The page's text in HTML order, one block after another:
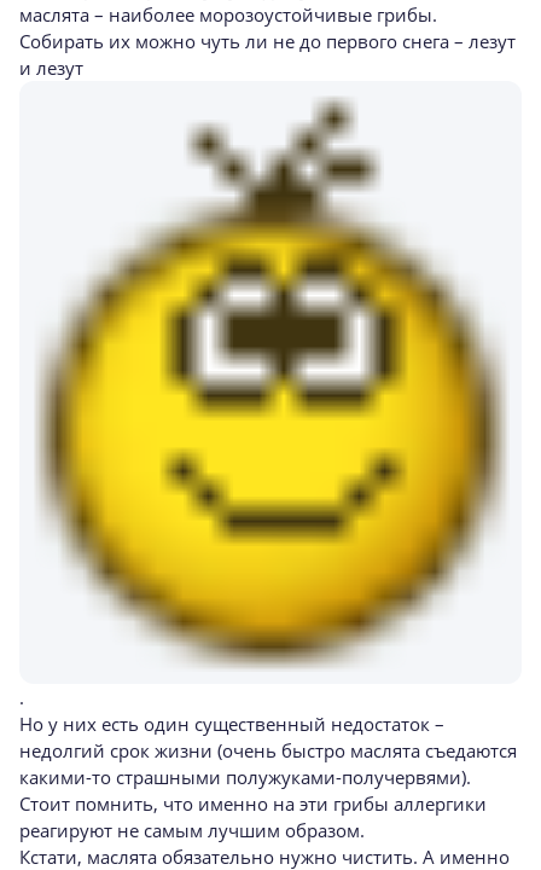
маслята – наиболее морозоустойчивые грибы.
Собирать их можно чуть ли не до первого снега – лезут
и лезут
.
Но у них есть один существенный недостаток –
недолгий срок жизни (очень быстро маслята съедаются
какими-то страшными полужуками-получервями).
Стоит помнить, что именно на эти грибы аллергики
реагируют не самым лучшим образом.
Кстати, маслята обязательно нужно чистить. А именно